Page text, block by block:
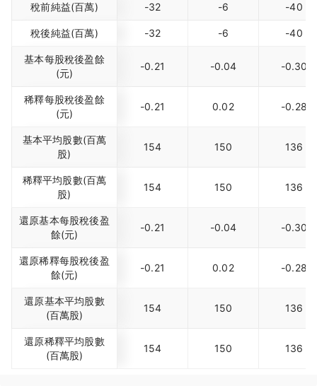
稅前純益(百萬) -32 -6 -40
稅後純益(百萬) -32 -6 -40
基本每股稅後盈餘
(元)
-0.21 -0.04 -0.30
稀釋每股稅後盈餘
(元)
-0.21 0.02 -0.28
基本平均股數(百萬
股)
154 150 136
稀釋平均股數(百萬
股)
154 150 136
還原基本每股稅後盈
餘(元)
-0.21 -0.04 -0.30
還原稀釋每股稅後盈
餘(元)
-0.21 0.02 -0.28
還原基本平均股數
(百萬股)
154 150 136
還原稀釋平均股數
(百萬股)
154 150 136